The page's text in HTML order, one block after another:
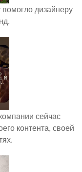
дизайнеру
сейчас
контента, своей